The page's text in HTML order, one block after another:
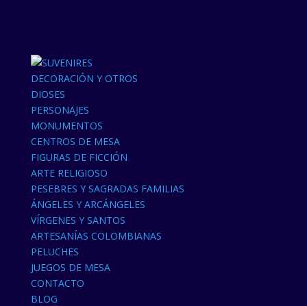
DECORACIÓN Y OTROS
DIOSES
PERSONAJES
MONUMENTOS
CENTROS DE MESA
FIGURAS DE FICCIÓN
ARTE RELIGIOSO
PESEBRES Y SAGRADAS FAMILIAS
ÁNGELES Y ARCÁNGELES
VÍRGENES Y SANTOS
ARTESANÍAS COLOMBIANAS
PELUCHES
JUEGOS DE MESA
CONTACTO
BLOG